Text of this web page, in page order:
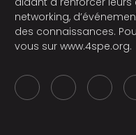
networking,
des connaissances.
vous sur www.4spe.org.